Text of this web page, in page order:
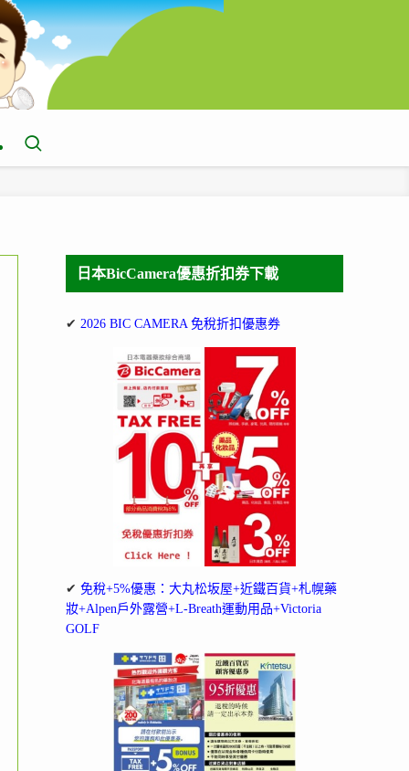
日本BicCamera優惠折扣券下載
✔ 2026 BIC CAMERA 免稅折扣優惠券
✔ 免稅+5%優惠：大丸松坂屋+近鐵百貨+札幌藥
妝+Alpen戶外露營+L-Breath運動用品+Victoria
GOLF